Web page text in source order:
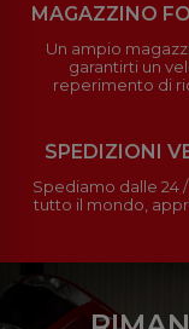
MAGAZZINO
Un ampio
garantirti un
reperimento di
SPEDIZIONI
Spediamo dalle 24 /
tutto il mondo,